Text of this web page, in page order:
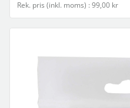
Rek. pris (inkl. moms) : 99,00 kr